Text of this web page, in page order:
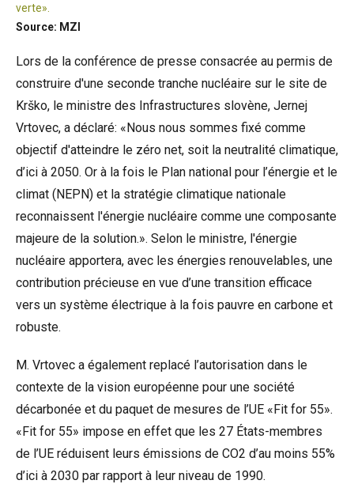
verte».
Source: MZI
Lors de la conférence de presse consacrée au permis de
construire d'une seconde tranche nucléaire sur le site de
Krško, le ministre des Infrastructures slovène, Jernej
Vrtovec, a déclaré: «Nous nous sommes fixé comme
objectif d'atteindre le zéro net, soit la neutralité climatique,
d’ici à 2050. Or à la fois le Plan national pour l’énergie et le
climat (NEPN) et la stratégie climatique nationale
reconnaissent l'énergie nucléaire comme une composante
majeure de la solution.». Selon le ministre, l'énergie
nucléaire apportera, avec les énergies renouvelables, une
contribution précieuse en vue d’une transition efficace
vers un système électrique à la fois pauvre en carbone et
robuste.
M. Vrtovec a également replacé l’autorisation dans le
contexte de la vision européenne pour une société
décarbonée et du paquet de mesures de l’UE «Fit for 55».
«Fit for 55» impose en effet que les 27 États-membres
de l’UE réduisent leurs émissions de CO2 d’au moins 55%
d’ici à 2030 par rapport à leur niveau de 1990.